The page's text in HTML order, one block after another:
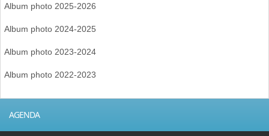
Album photo 2025-2026
Album photo 2024-2025
Album photo 2023-2024
Album photo 2022-2023
AGENDA